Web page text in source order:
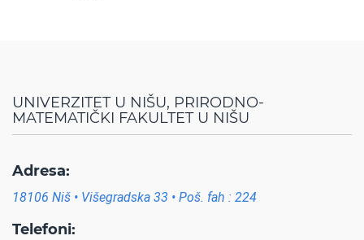
UNIVERZITET U NIŠU, PRIRODNO-
MATEMATIČKI FAKULTET U NIŠU
Adresa:
18106 Niš • Višegradska 33 • Poš. fah : 224
Telefoni: